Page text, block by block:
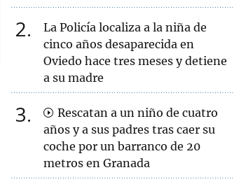
2
La Policía localiza a la niña de
cinco años desaparecida en
Oviedo hace tres meses y detiene
a su madre
3
Rescatan a un niño de cuatro
años y a sus padres tras caer su
coche por un barranco de 20
metros en Granada